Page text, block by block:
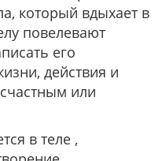
который вдыхает в
повелевают
его
действия и
или
в теле ,